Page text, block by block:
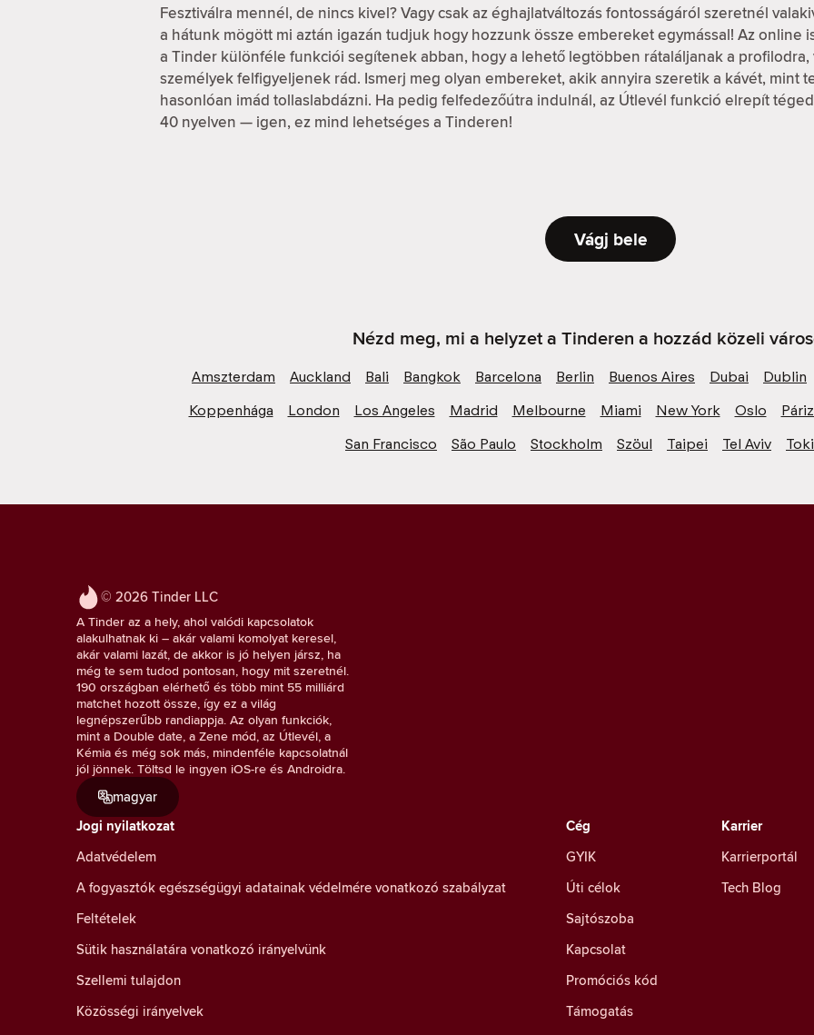
Fesztiválra mennél, de nincs kivel? Vagy csak az éghajlatváltozás fontosságáról szeretnél
a hátunk mögött mi aztán igazán tudjuk hogy hozzunk össze embereket egymással! Az online
a Tinder különféle funkciói segítenek abban, hogy a lehető legtöbben rátaláljanak a profilodra,
személyek felfigyeljenek rád. Ismerj meg olyan embereket, akik annyira szeretik a kávét, mint
hasonlóan imád tollaslabdázni. Ha pedig felfedezőútra indulnál, az Útlevél funkció elrepít
40 nyelven — igen, ez mind lehetséges a Tinderen!
Vágj bele
Nézd meg, mi a helyzet a Tinderen a hozzád közeli
Amszterdam Auckland Bali Bangkok Barcelona Berlin Buenos Aires Dubai Dublin
Koppenhága
London Los Angeles Madrid Melbourne Miami New York Oslo
San Francisco
São Paulo Stockholm Szöul Taipei Tel Aviv
© 2026 Tinder LLC
A Tinder az a hely, ahol valódi kapcsolatok
alakulhatnak ki – akár valami komolyat keresel,
akár valami lazát, de akkor is jó helyen jársz, ha
még te sem tudod pontosan, hogy mit szeretnél.
190 országban elérhető és több mint 55 milliárd
matchet hozott össze, így ez a világ
legnépszerűbb randiappja. Az olyan funkciók,
mint a Double date, a Zene mód, az Útlevél, a
Kémia és még sok más, mindenféle kapcsolatnál
jól jönnek. Töltsd le ingyen iOS-re és Androidra.
magyar
Jogi nyilatkozat
Adatvédelem
A fogyasztók egészségügyi adatainak védelmére vonatkozó szabályzat
Feltételek
Sütik használatára vonatkozó irányelvünk
Szellemi tulajdon
Közösségi irányelvek
Karrier
Karrierportál
Tech Blog
Cég
GYIK
Úti célok
Sajtószoba
Kapcsolat
Promóciós kód
Támogatás